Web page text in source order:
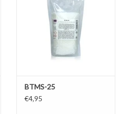
BTMS-25
€4,95